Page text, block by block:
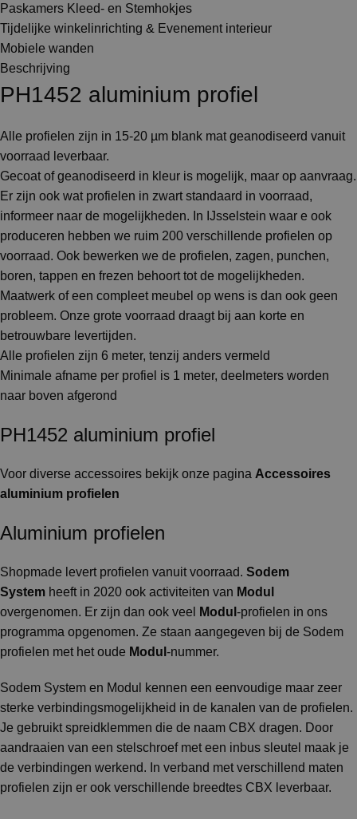
Paskamers Kleed- en Stemhokjes
Tijdelijke winkelinrichting & Evenement interieur
Mobiele wanden
Beschrijving
PH1452 aluminium profiel
Alle profielen zijn in 15-20 µm blank mat geanodiseerd vanuit
voorraad leverbaar.
Gecoat of geanodiseerd in kleur is mogelijk, maar op aanvraag.
Er zijn ook wat profielen in zwart standaard in voorraad,
informeer naar de mogelijkheden. In IJsselstein waar e ook
produceren hebben we ruim 200 verschillende profielen op
voorraad. Ook bewerken we de profielen, zagen, punchen,
boren, tappen en frezen behoort tot de mogelijkheden.
Maatwerk of een compleet meubel op wens is dan ook geen
probleem. Onze grote voorraad draagt bij aan korte en
betrouwbare levertijden.
Alle profielen zijn 6 meter, tenzij anders vermeld
Minimale afname per profiel is 1 meter, deelmeters worden
naar boven afgerond
PH1452 aluminium profiel
Voor diverse accessoires bekijk onze pagina Accessoires
aluminium profielen
Aluminium profielen
Shopmade levert profielen vanuit voorraad. Sodem
System heeft in 2020 ook activiteiten van Modul
overgenomen. Er zijn dan ook veel
Modul -profielen in ons
programma opgenomen. Ze staan aangegeven bij de Sodem
profielen met het oude Modul -nummer.
Sodem System en Modul kennen een eenvoudige maar zeer
sterke verbindingsmogelijkheid in de kanalen van de profielen.
Je gebruikt spreidklemmen die de naam CBX dragen. Door
aandraaien van een stelschroef met een inbus sleutel maak je
de verbindingen werkend. In verband met verschillend maten
profielen zijn er ook verschillende breedtes CBX leverbaar.